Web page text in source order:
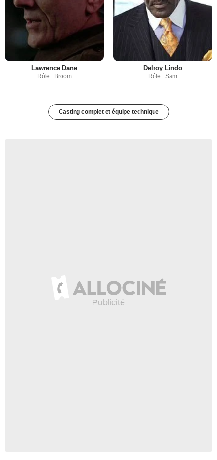
Lawrence Dane
Rôle : Broom
Delroy Lindo
Rôle : Sam
Casting complet et équipe technique